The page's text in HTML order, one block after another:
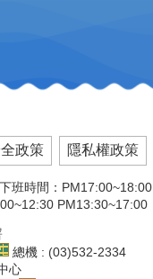
政策 隱私權政策
時間：PM17:00~18:00
PM13:30~17:00
總機 : (03)532-2334
心